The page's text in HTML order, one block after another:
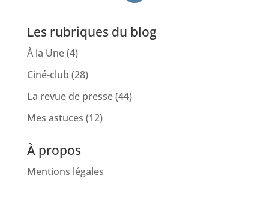
Les rubriques du blog
À la Une(4)
Ciné-club (28)
La revue de presse(44)
Mes astuces (12)
À propos
Mentions légales